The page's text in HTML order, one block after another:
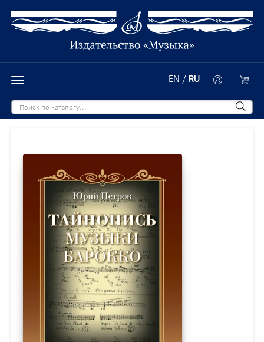
EN / RU